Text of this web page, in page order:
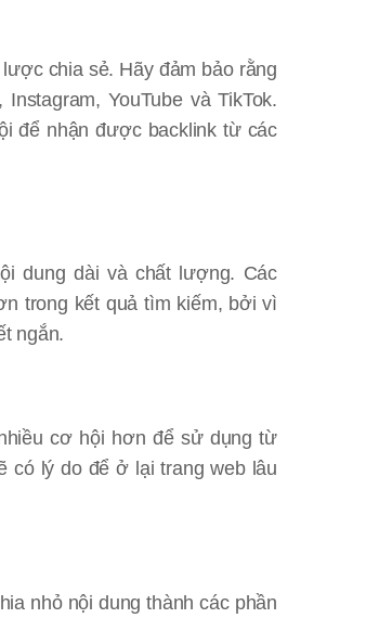
chia sẻ. Hãy đảm bảo rằng
YouTube và TikTok.
để nhận được backlink từ các
dung dài và chất lượng. Các
trong kết quả tìm kiếm, bởi vì
ngắn.
cơ hội hơn để sử dụng từ
có lý do để ở lại trang web lâu
nhỏ nội dung thành các phần